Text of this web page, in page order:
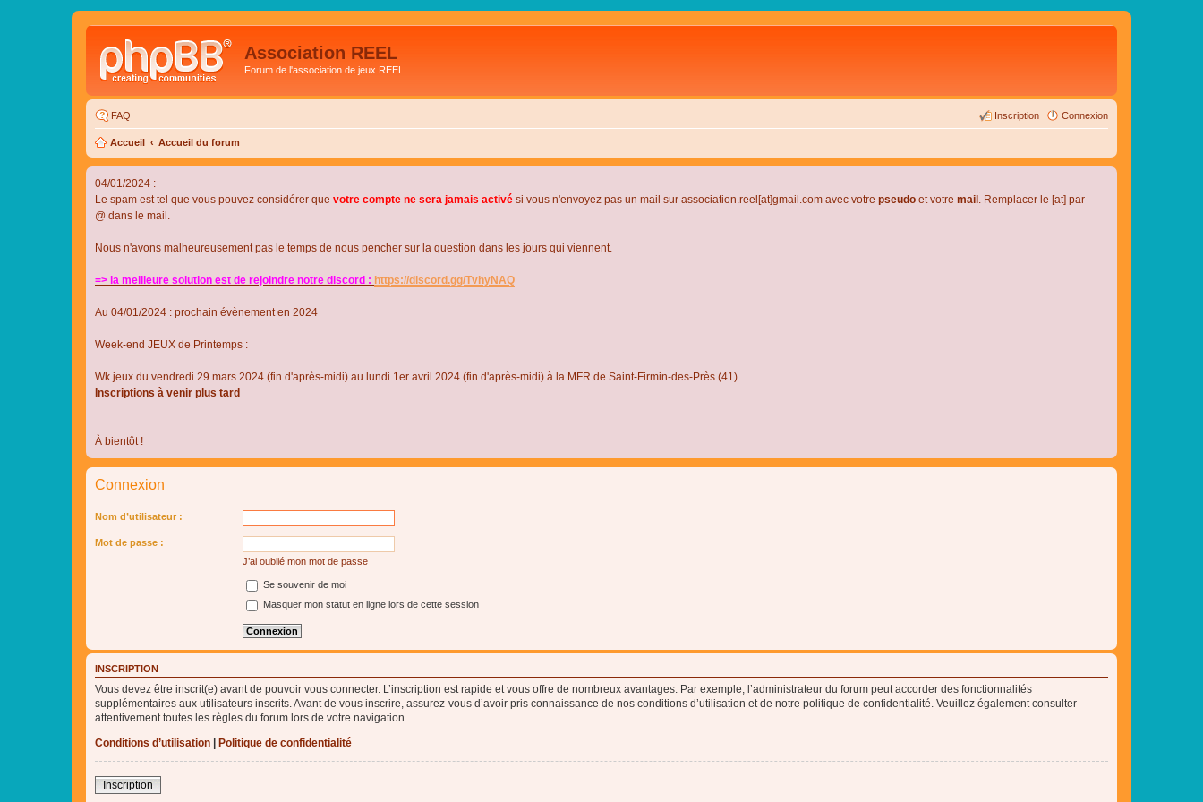
Association REEL
Forum de l'association de jeux REEL
FAQ Connexion
Inscription
Accueil Accueil du forum
04/01/2024 :
Le spam est tel que vous pouvez considérer que votre compte ne sera jamais activé si vous n'envoyez pas un mail sur association.reel[at]gmail.com avec votre pseudo et votre mail . Remplacer le [at] par
@ dans le mail.
Nous n'avons malheureusement pas le temps de nous pencher sur la question dans les jours qui viennent.
=> la meilleure solution est de rejoindre notre discord : https://discord.gg/TvhyNAQ
Au 04/01/2024 : prochain évènement en 2024
Week-end JEUX de Printemps :
Wk jeux du vendredi 29 mars 2024 (fin d'après-midi) au lundi 1er avril 2024 (fin d'après-midi) à la MFR de Saint-Firmin-des-Près (41)
Inscriptions à venir plus tard
À bientôt !
Connexion
Nom d’utilisateur :
Mot de passe :
J’ai oublié mon mot de passe
Se souvenir de moi
Masquer mon statut en ligne lors de cette session
INSCRIPTION
Vous devez être inscrit(e) avant de pouvoir vous connecter. L’inscription est rapide et vous offre de nombreux avantages. Par exemple, l’administrateur du forum peut accorder des fonctionnalités
supplémentaires aux utilisateurs inscrits. Avant de vous inscrire, assurez-vous d’avoir pris connaissance de nos conditions d’utilisation et de notre politique de confidentialité. Veuillez également consulter
attentivement toutes les règles du forum lors de votre navigation.
Conditions d’utilisation
Politique de confidentialité
Inscription